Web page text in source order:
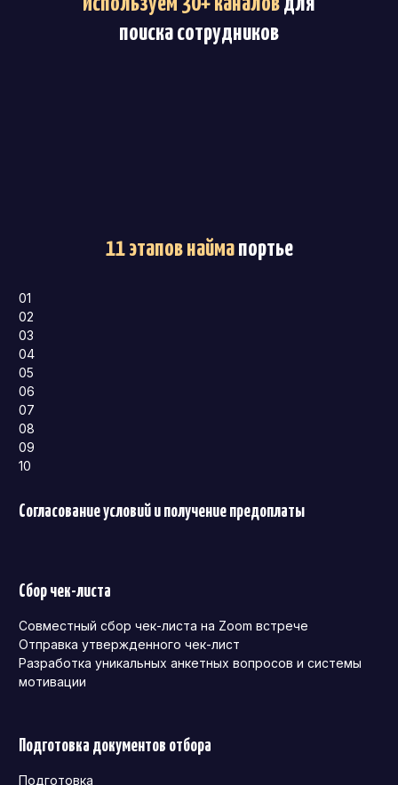
поиска сотрудников
11 этапов наймапортье
01
02
03
04
05
06
07
08
09
10
Согласование условий и получение предоплаты
Сбор чек-листа
Совместный сбор чек-листа на Zoom встрече
Отправка утвержденного чек-лист
Разработка уникальных анкетных вопросов и системы
мотивации
Подготовка документов отбора
Подготовка